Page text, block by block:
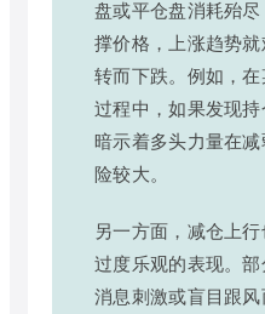
盘或平仓盘消耗殆
撑价格，上涨趋势
转而下跌。例如，
过程中，如果发现
暗示着多头力量在
险较大。
另一方面，减仓上
过度乐观的表现。
消息刺激或盲目跟